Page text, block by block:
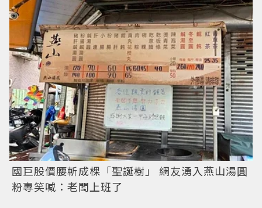
國巨股價腰斬成棵「聖誕樹」 網友湧入燕山湯圓
粉專笑喊：老闆上班了